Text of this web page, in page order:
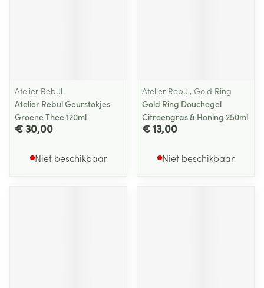
Atelier Rebul
Atelier Rebul Geurstokjes
Groene Thee 120ml
€ 30,00
Niet beschikbaar
Atelier Rebul, Gold Ring
Gold Ring Douchegel
Citroengras & Honing 250ml
€ 13,00
Niet beschikbaar